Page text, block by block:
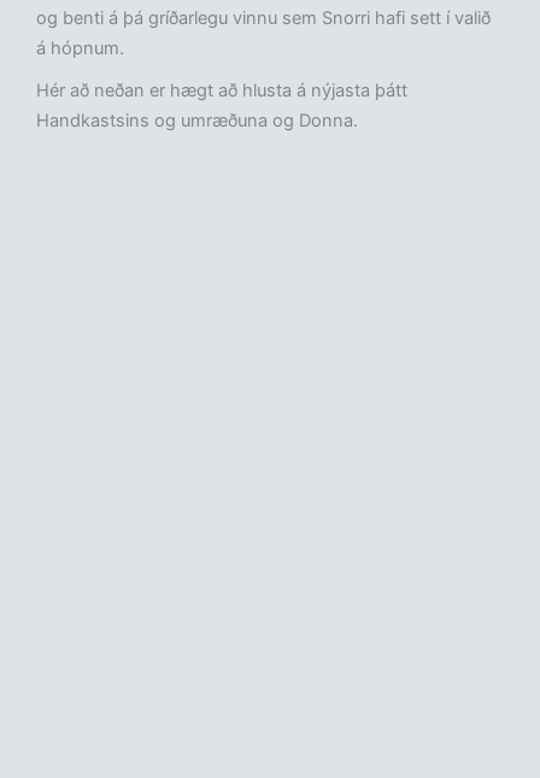
og benti á þá gríðarlegu vinnu sem Snorri hafi sett í valið
á hópnum.
Hér að neðan er hægt að hlusta á nýjasta þátt
Handkastsins og umræðuna og Donna.